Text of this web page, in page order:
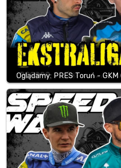
Oglądamy: PRES Toruń -